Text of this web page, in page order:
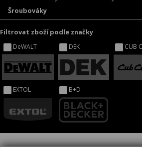
Šroubováky
Filtrovat zboží podle značky
DeWALT DEK CUB
EXTOL B+D